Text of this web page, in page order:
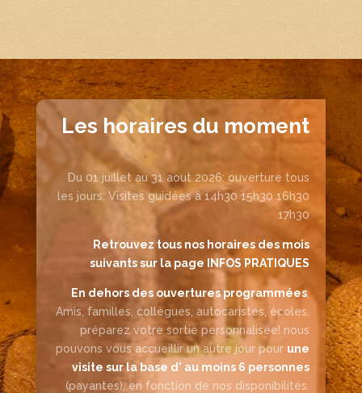
Les horaires du moment
Du 01 juillet au 31 aout 2026: ouverture tous
les jours. Visites guidées à 14h30 15h30 16h30
17h30
Retrouvez tous nos horaires des mois
suivants sur la page INFOS PRATIQUES
En dehors des ouvertures programmées,
Amis, familles, collègues, autocaristes, écoles,
préparez votre sortie personnalisée! nous
pouvons vous accueillir un autre jour pour une
visite sur la base d' au moins 6 personnes
(payantes), en fonction de nos disponibilités.